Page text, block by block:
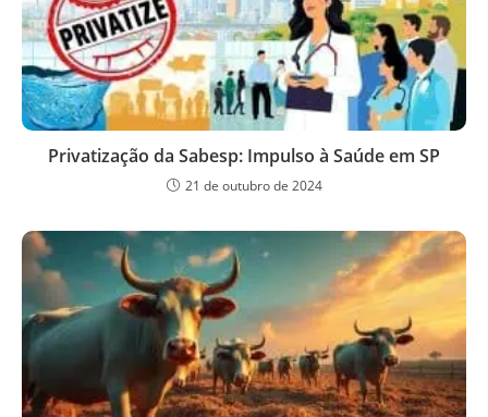
Privatização da Sabesp: Impulso à Saúde em SP
21 de outubro de 2024